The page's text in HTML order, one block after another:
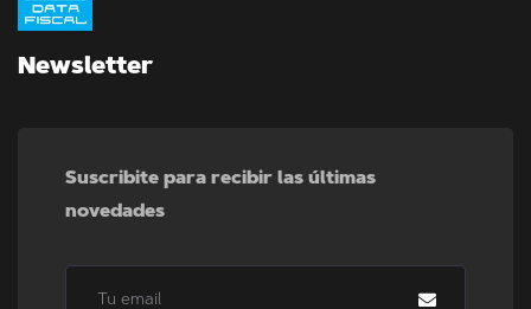
Newsletter
Suscribite para recibir las últimas
novedades